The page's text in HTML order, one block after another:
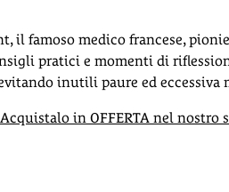
il famoso medico francese,
pratici e momenti di
inutili paure ed eccessiva
Acquistalo in OFFERTA nel nostro